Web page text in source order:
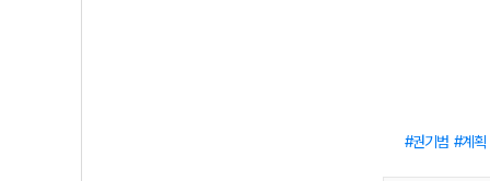
권기범 계획